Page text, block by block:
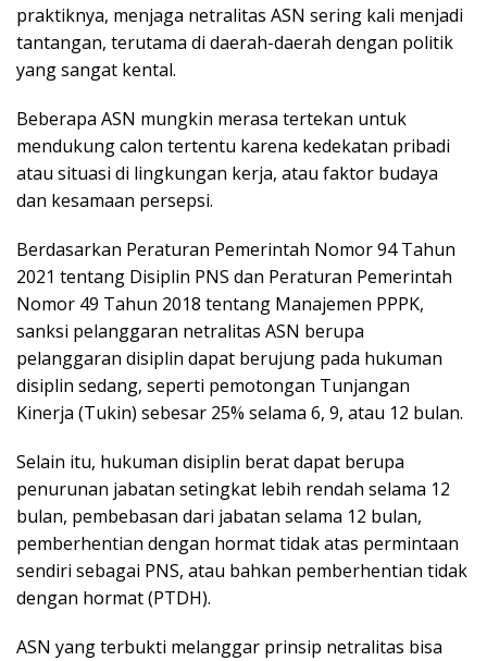
praktiknya, menjaga netralitas ASN sering kali menjadi
tantangan, terutama di daerah-daerah dengan politik
yang sangat kental.
Beberapa ASN mungkin merasa tertekan untuk
mendukung calon tertentu karena kedekatan pribadi
atau situasi di lingkungan kerja, atau faktor budaya
dan kesamaan persepsi.
Berdasarkan Peraturan Pemerintah Nomor 94 Tahun
2021 tentang Disiplin PNS dan Peraturan Pemerintah
Nomor 49 Tahun 2018 tentang Manajemen PPPK,
sanksi pelanggaran netralitas ASN berupa
pelanggaran disiplin dapat berujung pada hukuman
disiplin sedang, seperti pemotongan Tunjangan
Kinerja (Tukin) sebesar 25% selama 6, 9, atau 12 bulan.
Selain itu, hukuman disiplin berat dapat berupa
penurunan jabatan setingkat lebih rendah selama 12
bulan, pembebasan dari jabatan selama 12 bulan,
pemberhentian dengan hormat tidak atas permintaan
sendiri sebagai PNS, atau bahkan pemberhentian tidak
dengan hormat (PTDH).
ASN yang terbukti melanggar prinsip netralitas bisa